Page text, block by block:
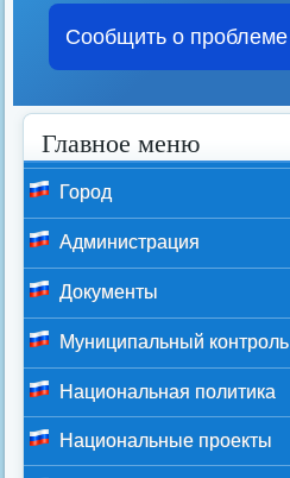
Сообщить о проблеме
Главное меню
Город
Администрация
Документы
Муниципальный контроль
Национальная политика
Национальные проекты